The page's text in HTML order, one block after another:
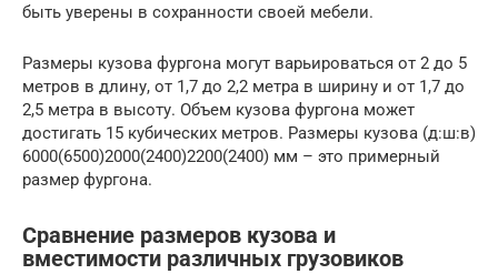
быть уверены в сохранности своей мебели.
Размеры кузова фургона могут варьироваться от 2 до 5
метров в длину, от 1,7 до 2,2 метра в ширину и от 1,7 до
2,5 метра в высоту. Объем кузова фургона может
достигать 15 кубических метров. Размеры кузова (д:ш:в)
6000(6500)2000(2400)2200(2400) мм – это примерный
размер фургона.
Сравнение размеров кузова и
вместимости различных грузовиков